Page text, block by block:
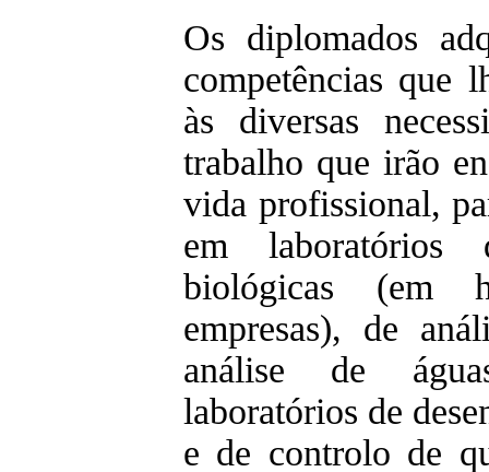
Os diplomados
competências que
às diversas
trabalho que irão
vida profissional,
em laboratórios
biológicas (em
empresas), de
análise de
laboratórios de
e de controlo de